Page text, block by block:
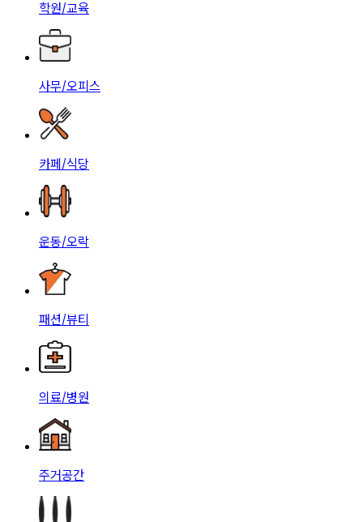
학원/교육
사무/오피스
카페/식당
운동/오락
패션/뷰티
의료/병원
주거공간